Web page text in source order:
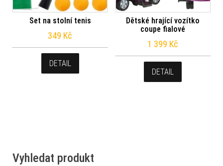
Set na stolní tenis
349 Kč
DETAIL
Dětské hrající vozítko
coupe fialové
1 399 Kč
DETAIL
Vyhledat produkt